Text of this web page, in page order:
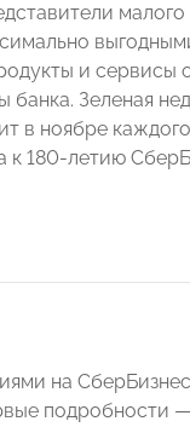
и сервисы
Зеленая
в ноябре
к 180-летию
на
подробности —